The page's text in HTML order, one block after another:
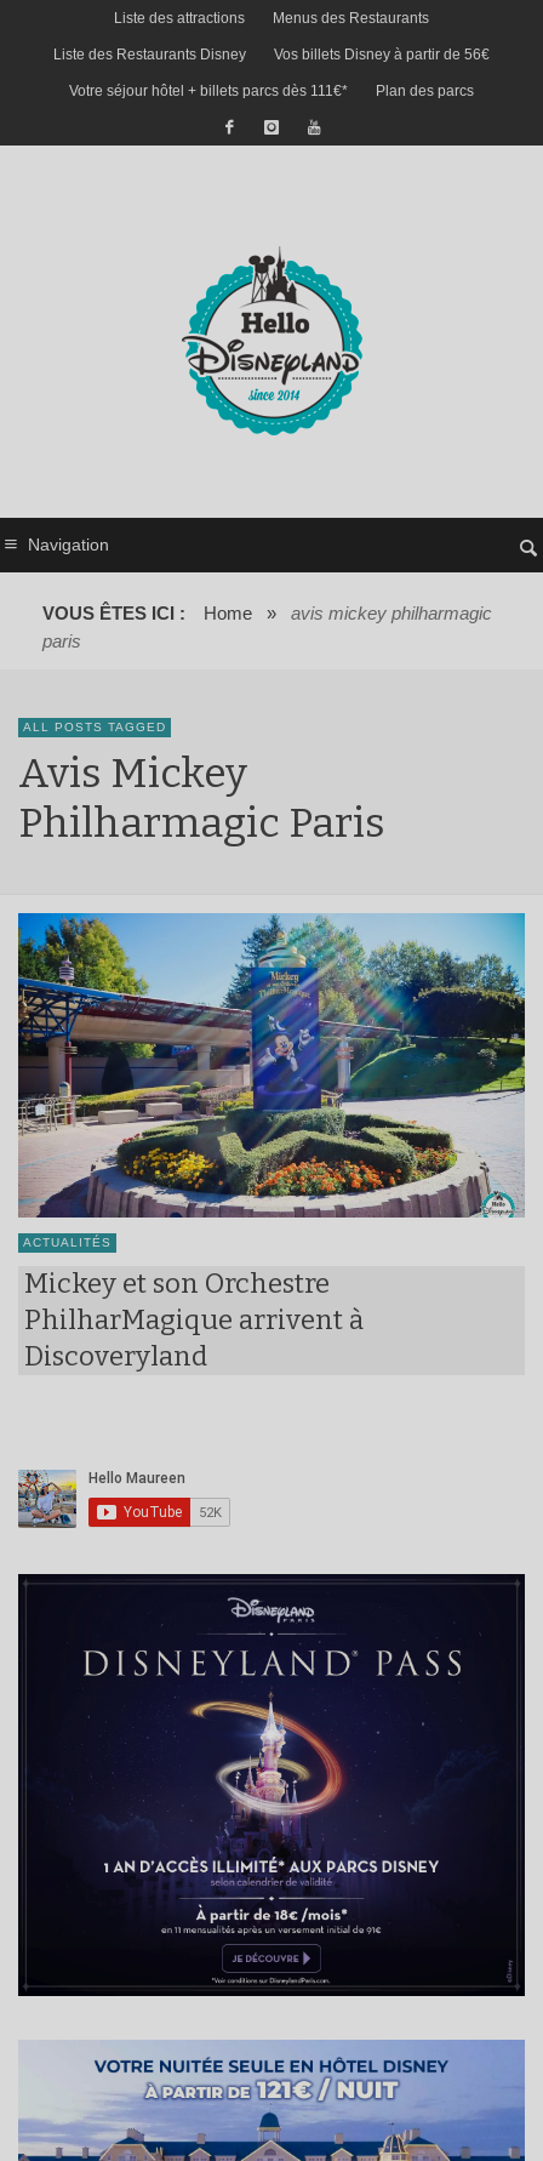
Liste des attractions Menus des Restaurants
Liste des Restaurants Disney Vos billets Disney à partir de 56€
Votre séjour hôtel + billets parcs dès 111€* Plan des parcs
Navigation
VOUS ÊTES ICI : Home »
avis mickey philharmagic
paris
ALL POSTS TAGGED
Avis Mickey
Philharmagic Paris
ACTUALITÉS
Mickey et son Orchestre
PhilharMagique arrivent à
Discoveryland